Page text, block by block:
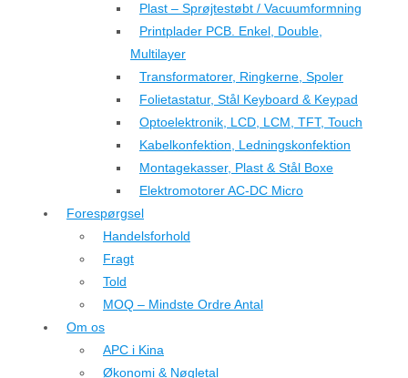
Plast – Sprøjtestøbt / Vacuumformning
Printplader PCB. Enkel, Double,
Multilayer
Transformatorer, Ringkerne, Spoler
Folietastatur, Stål Keyboard & Keypad
Optoelektronik, LCD, LCM, TFT, Touch
Kabelkonfektion, Ledningskonfektion
Montagekasser, Plast & Stål Boxe
Elektromotorer AC-DC Micro
Forespørgsel
Handelsforhold
Fragt
Told
MOQ – Mindste Ordre Antal
Om os
APC i Kina
Økonomi & Nøgletal